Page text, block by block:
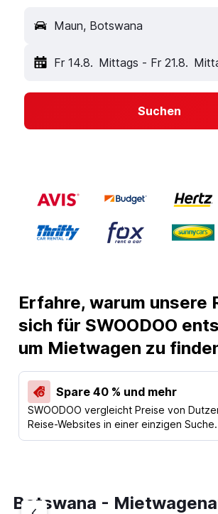
Maun, Botswana
Fr 14.8. Mittags - Fr 21.8.
Suchen
Erfahre, warum unsere
sich für SWOODOO
um Mietwagen zu
Spare 40 % und mehr
SWOODOO vergleicht Preise von
Reise-Websites in einer einzigen Suche.
Botswana -